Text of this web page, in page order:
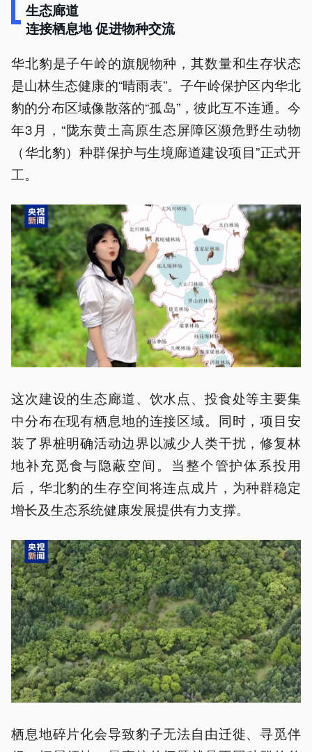
生态廊道
连接栖息地 促进物种交流
华北豹是子午岭的旗舰物种，其数量和生存状态
是山林生态健康的“晴雨表”。子午岭保护区内华北
豹的分布区域像散落的“孤岛”，彼此互不连通。今
年3月，“陇东黄土高原生态屏障区濒危野生动物
（华北豹）种群保护与生境廊道建设项目”正式开
工。
这次建设的生态廊道、饮水点、投食处等主要集
中分布在现有栖息地的连接区域。同时，项目安
装了界桩明确活动边界以减少人类干扰，修复林
地补充觅食与隐蔽空间。当整个管护体系投用
后，华北豹的生存空间将连点成片，为种群稳定
增长及生态系统健康发展提供有力支撑。
栖息地碎片化会导致豹子无法自由迁徙、寻觅伴